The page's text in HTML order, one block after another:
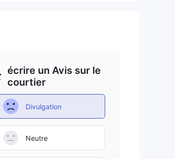
écrire un Avis sur le
courtier
Divulgation
Neutre